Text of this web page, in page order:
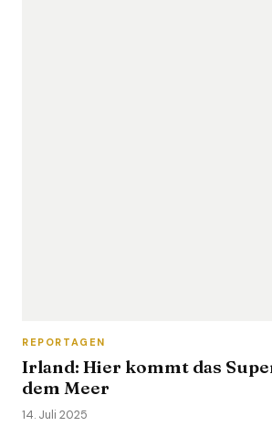
REPORTAGEN
Irland: Hier kommt das
dem Meer
14. Juli 2025